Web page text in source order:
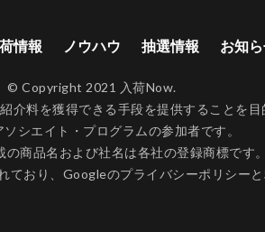
情報 ノウハウ 抽選情報 お知
© Copyright 2021 入荷Now.
料を獲得できる手段を提供することを
シエイト・プログラムの参加者です。
の商品名および社名は各社の登録商標です。
ており、Googleのプライバシーポリシーと